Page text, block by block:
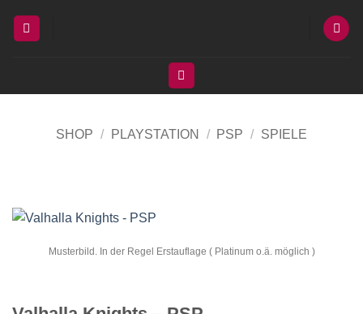
Inhalt
SHOP / PLAYSTATION / PSP / SPIELE
Musterbild. In der Regel Erstauflage ( Platinum o.ä. möglich )